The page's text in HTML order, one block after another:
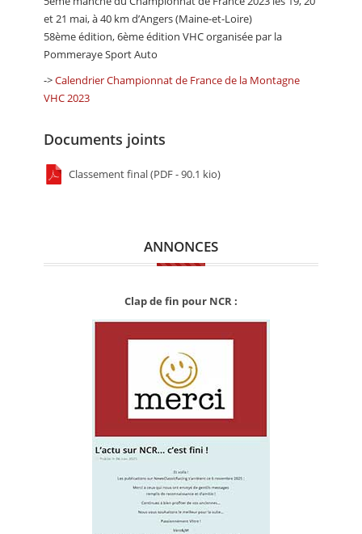
et 21 mai, à 40 km d’Angers (Maine-et-Loire)
58ème édition, 6ème édition VHC organisée par la
Pommeraye Sport Auto
->Calendrier Championnat de France de la Montagne
VHC 2023
Documents joints
Classement final (PDF - 90.1 kio)
ANNONCES
Clap de fin pour NCR :